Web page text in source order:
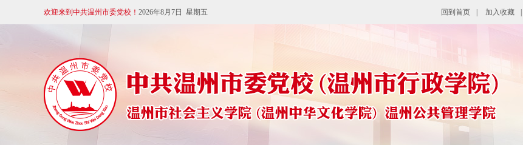
欢迎来到中共温州市委党校！ 2026年8月7日 星期五 回到首页 加入收藏